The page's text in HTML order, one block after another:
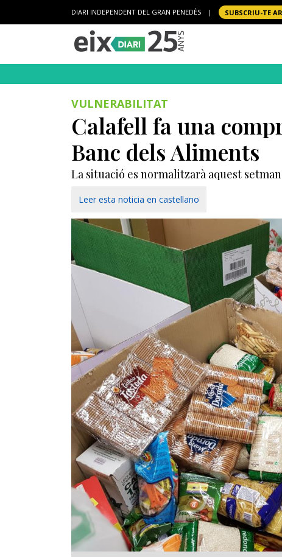
DIARI INDEPENDENT DEL GRAN PENEDÈS | SUBSCRIU-TE
VULNERABILITAT
Calafell fa una
Banc dels Aliments
La situació es normalitzarà aquest
Leer esta noticia en castellano